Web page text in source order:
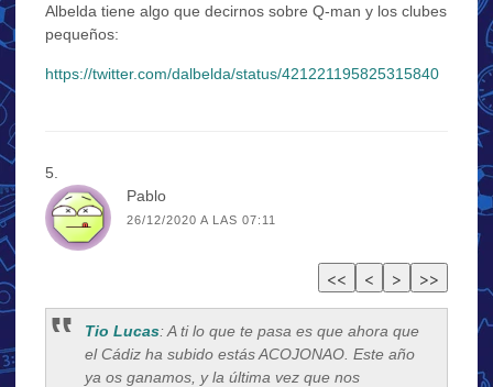
Albelda tiene algo que decirnos sobre Q-man y los clubes
pequeños:
https://twitter.com/dalbelda/status/421221195825315840
Pablo
26/12/2020 A LAS 07:11
Tio Lucas: A ti lo que te pasa es que ahora que
el Cádiz ha subido estás ACOJONAO. Este año
ya os ganamos, y la última vez que nos